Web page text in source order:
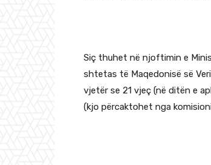
Siç thuhet në njoftimin e
shtetas të Maqedonisë së
vjetër se 21 vjeç (në ditën e
(kjo përcaktohet nga